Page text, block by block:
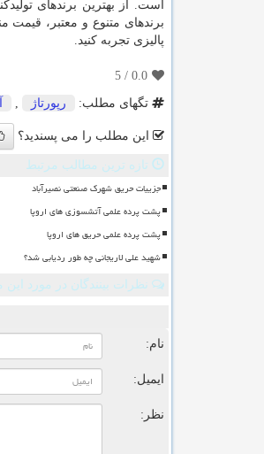
است. از بهترین برندهای
برندهای متنوع و معتبر،
پالیزی تجربه کنید.
0.0
/
5
تگهای مطلب:
رپورتاژ
این مطلب را می پسندید؟
تازه ترین مطالب مرتبط
جزییات حریق شهرک صنعتی نصیرآباد
پشت پرده علمی آتشسوزی های اروپا
پشت پرده علمی حریق های اروپا
شهید علی لاریجانی چه طور ردیابی شد؟
نظرات بینندگان در مورد
نام:
ایمیل:
نظر: